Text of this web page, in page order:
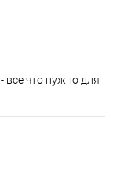
все что нужно для